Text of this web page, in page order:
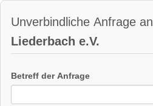
Unverbindliche Anfrage an
Liederbach e.V.
Betreff der Anfrage